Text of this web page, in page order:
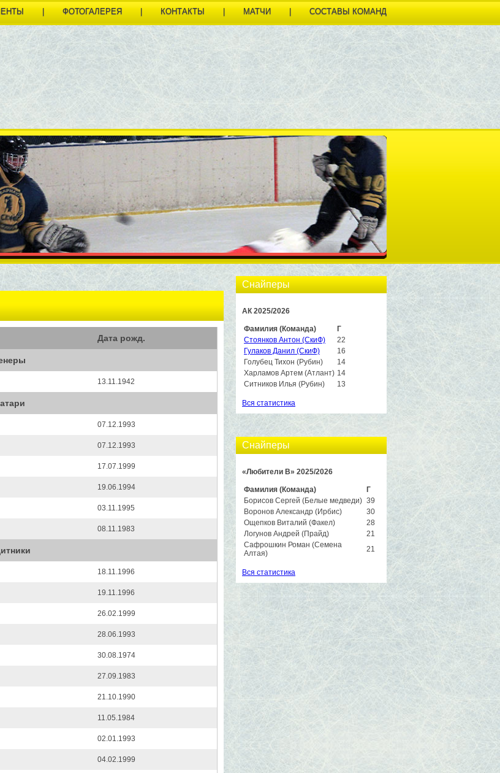
| ФОТОГАЛЕРЕЯ | КОНТАКТЫ | МАТЧИ | СОСТАВЫ КОМАНД
Снайперы
АК 2025/2026
Фамилия (Команда)
Г
Стоянков Антон (СкиФ)
22
Гулаков Данил (СкиФ)
16
Голубец Тихон (Рубин)
14
Харламов Артем (Атлант) 14
Ситников Илья (Рубин)
13
Вся статистика
Снайперы
«Любители B» 2025/2026
Фамилия (Команда)
Г
Борисов Сергей (Белые медведи) 39
Воронов Александр (Ирбис)
30
Ощепков Виталий (Факел)
28
Логунов Андрей (Прайд)
21
Сафрошкин Роман (Семена
Алтая)
21
Вся статистика
Дата рожд.
13.11.1942
07.12.1993
07.12.1993
17.07.1999
19.06.1994
03.11.1995
08.11.1983
18.11.1996
19.11.1996
26.02.1999
28.06.1993
30.08.1974
27.09.1983
21.10.1990
11.05.1984
02.01.1993
04.02.1999